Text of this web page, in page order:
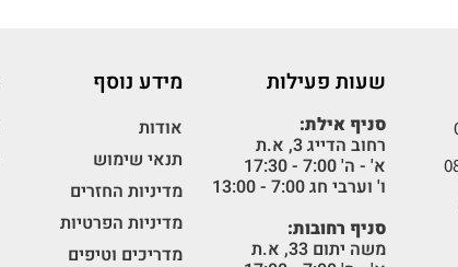
שעות פעילות
סניף אילת:
רחוב הדייג 3, א.ת
א' - ה' 7:00 - 17:30
ו' וערבי חג 7:00 - 13:00
סניף רחובות:
משה יתום 33, א.ת
מידע נוסף
אודות
תנאי שימוש
מדיניות החזרים
מדיניות הפרטיות
מדריכים וטיפים